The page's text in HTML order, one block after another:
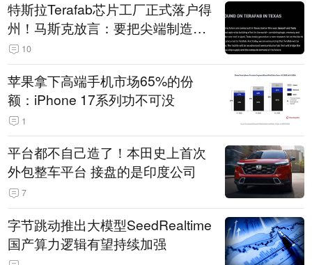
特斯拉Terafab芯片工厂正式落户得
州！马斯克放言：要把尖端制造带
回美国
10
苹果拿下高端手机市场65%的份
额：iPhone 17系列功不可没
1
平台都不自己造了！本田史上首次
外包整车平台 接盘的是印度公司
7
字节跳动推出大模型SeedRealtime
国产算力逻辑有望持续加强